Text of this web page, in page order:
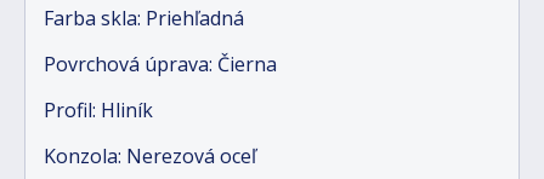
Farba skla: Priehľadná
Povrchová úprava: Čierna
Profil: Hliník
Konzola: Nerezová oceľ